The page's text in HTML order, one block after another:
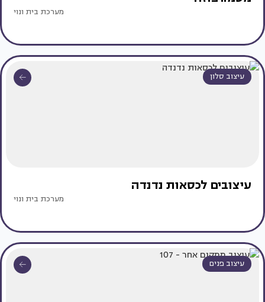
מערכת בית ונוי
עיצוב סלון
עיצובים לכסאות נדנדה
מערכת בית ונוי
עיצוב פנים